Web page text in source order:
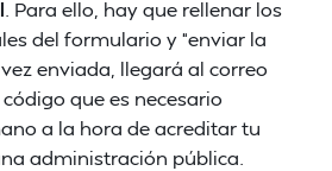
. Para ello, hay que rellenar los
del formulario y “enviar la
enviada, llegará al correo
que es necesario
a la hora de acreditar tu
administración pública.